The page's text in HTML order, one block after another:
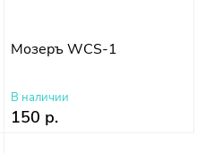
Мозеръ WCS-1
В наличии
150 р.